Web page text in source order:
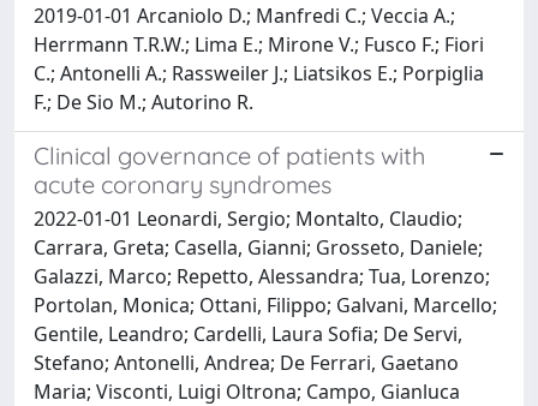
2019-01-01 Arcaniolo D.; Manfredi C.; Veccia A.;
Herrmann T.R.W.; Lima E.; Mirone V.; Fusco F.; Fiori
C.; Antonelli A.; Rassweiler J.; Liatsikos E.; Porpiglia
F.; De Sio M.; Autorino R.
Clinical governance of patients with
acute coronary syndromes
2022-01-01 Leonardi, Sergio; Montalto, Claudio;
Carrara, Greta; Casella, Gianni; Grosseto, Daniele;
Galazzi, Marco; Repetto, Alessandra; Tua, Lorenzo;
Portolan, Monica; Ottani, Filippo; Galvani, Marcello;
Gentile, Leandro; Cardelli, Laura Sofia; De Servi,
Stefano; Antonelli, Andrea; De Ferrari, Gaetano
Maria; Visconti, Luigi Oltrona; Campo, Gianluca